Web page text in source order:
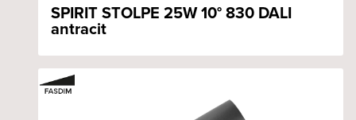
SPIRIT STOLPE 25W 10° 830 DALI
antracit